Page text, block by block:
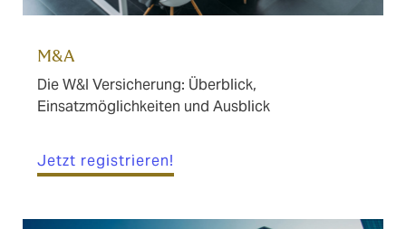
M&A
Die W&I Versicherung: Überblick,
Einsatzmöglichkeiten und Ausblick
Jetzt registrieren!